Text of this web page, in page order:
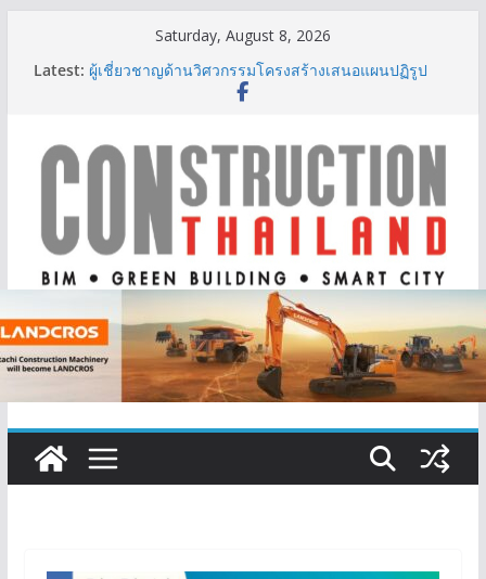
Saturday, August 8, 2026
Latest: ผู้เชี่ยวชาญด้านวิศวกรรมโครงสร้างเสนอแผนปฏิรูป
มาตรฐานตั้งแต่การออกแบบถึงการตรวจสอบอาคารไทย
เติบโต 377% ชี้ดีมานด์ภูเก็ตยังแกร่ง
BCT Expo 2026 ชูแนวคิด “Empowering Net Zero in
Construction & Mining” ขับเคลื่อนอุตสาหกรรม
ก่อสร้างและเหมืองแร่สู่สังคมคาร์บอนต่ำอย่างยั่งยืน
ลลิล พร็อพเพอร์ตี้ ก้าวสู่ปีที่ 40 ยึดลูกค้าเป็นศูนย์กลาง
IHG Hotels & Resorts เปิดตัว ฮอลิเดย์ อินน์ เอ็กซ์เพรส
อ่าวนางแห่งแรกในกระบี่